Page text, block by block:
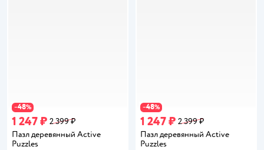
−48%
1 247 ₽ 2 399 ₽
Пазл деревянный Active
Puzzles
−48%
1 247 ₽ 2 399 ₽
Пазл деревянный Active
Puzzles